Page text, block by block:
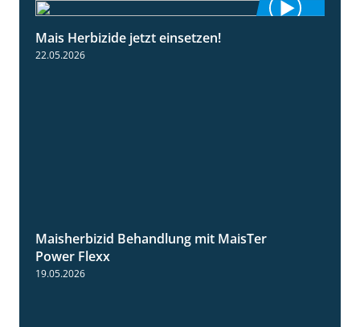
Mais Herbizide jetzt einsetzen!
22.05.2026
Maisherbizid Behandlung mit MaisTer
Power Flexx
19.05.2026